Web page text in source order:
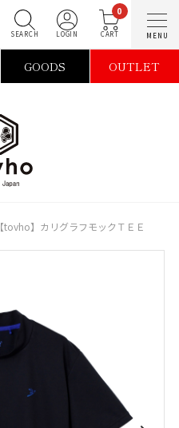
0
GOODS OUTLET
【tovho】カリグラフモックＴＥＥ